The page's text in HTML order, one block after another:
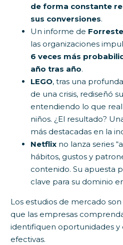
de forma constante
sus conversiones.
Un informe de
las organizaciones
6 veces más
año tras año.
LEGO, tras una
de una crisis, rediseñó
entendiendo lo que
niños. ¿El resultado?
más destacadas en la
Netflix no lanza series
hábitos, gustos y
contenido. Su apuesta
clave para su dominio
Los estudios de mercado
que las empresas
identifiquen oportunidades y
efectivas.